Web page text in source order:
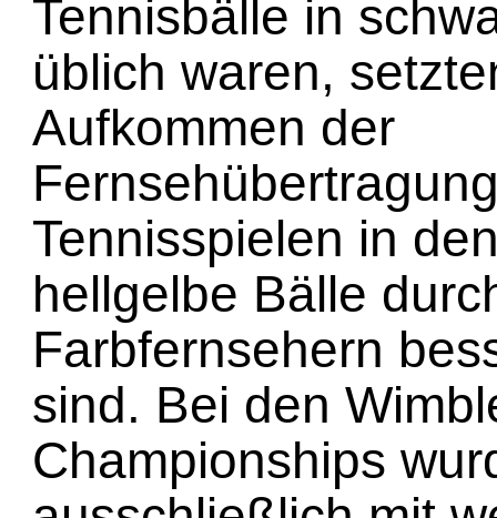
Tennisbälle in
üblich waren,
Aufkommen der
Tennisspielen in
hellgelbe Bälle
Farbfernsehern
sind. Bei den
Championships